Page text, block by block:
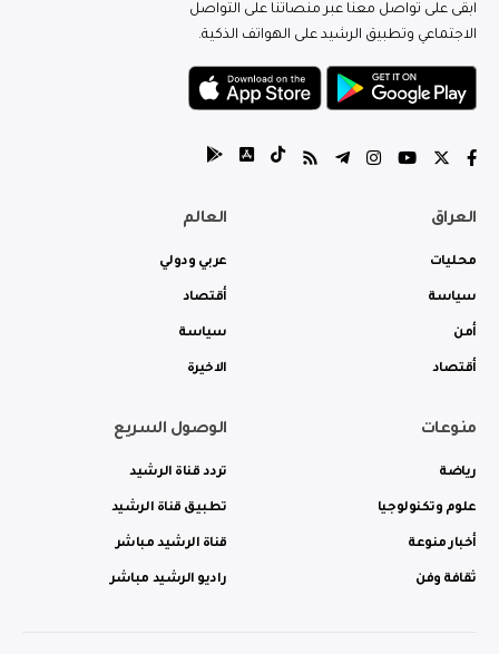
ابقى على تواصل معنا عبر منصاتنا على التواصل
الاجتماعي وتطبيق الرشيد على الهواتف الذكية.
العراق
محليات
سياسة
أمن
أقتصاد
العالم
عربي ودولي
أقتصاد
سياسة
الاخيرة
منوعات
رياضة
علوم وتكنولوجيا
أخبار منوعة
ثقافة وفن
الوصول السريع
تردد قناة الرشيد
تطبيق قناة الرشيد
قناة الرشيد مباشر
راديو الرشيد مباشر